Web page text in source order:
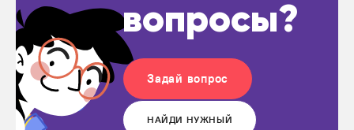
вопросы?
Задай вопрос
НАЙДИ НУЖНЫЙ